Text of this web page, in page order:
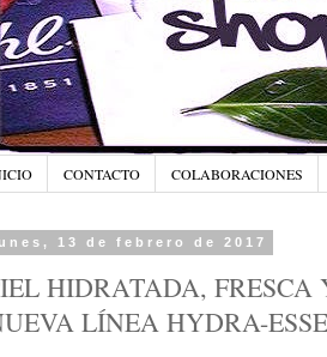
CONTACTO COLABORACIONES
13 de febrero de 2017
HIDRATADA,
LÍNEA HYDRA-